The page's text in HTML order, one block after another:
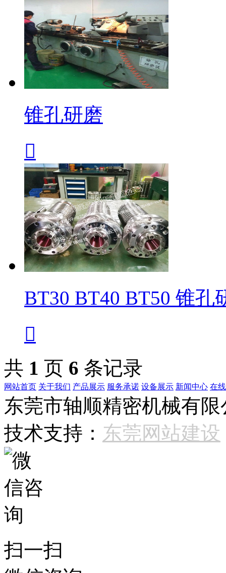
锥孔研磨

BT30 BT40 BT50 锥孔

共 1 页 6 条记录
网站首页 关于我们 产品展示 服务承诺 设备展示 新闻中心 在
东莞市轴顺精密机械有
技术支持： 东莞网站建设
扫一扫